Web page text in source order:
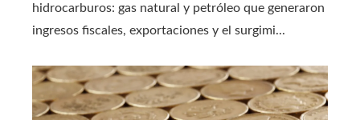
hidrocarburos: gas natural y petróleo que generaron
ingresos fiscales, exportaciones y el surgimi...